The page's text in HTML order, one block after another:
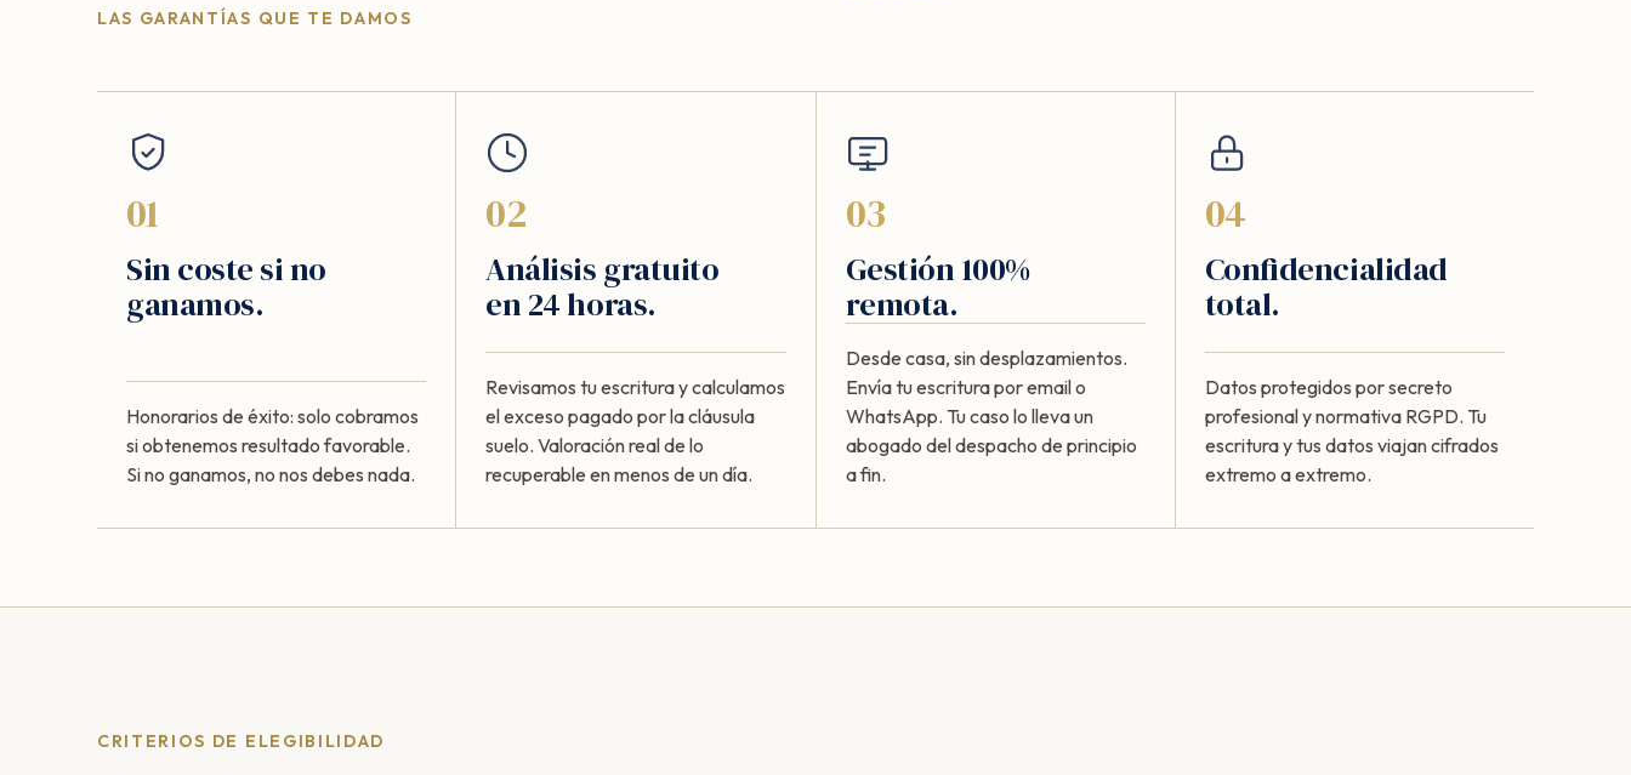
LAS GARANTÍAS QUE TE DAMOS
01
Sin coste si no
ganamos.
Honorarios de éxito: solo cobramos
si obtenemos resultado favorable.
Si no ganamos, no nos debes nada.
02
Análisis gratuito
en 24 horas.
Revisamos tu escritura y calculamos
el exceso pagado por la cláusula
suelo. Valoración real de lo
recuperable en menos de un día.
03
Gestión 100%
remota.
Desde casa, sin desplazamientos.
Envía tu escritura por email o
WhatsApp. Tu caso lo lleva un
abogado del despacho de principio
a fin.
04
Confidencialidad
total.
Datos protegidos por secreto
profesional y normativa RGPD. Tu
escritura y tus datos viajan cifrados
extremo a extremo.
CRITERIOS DE ELEGIBILIDAD